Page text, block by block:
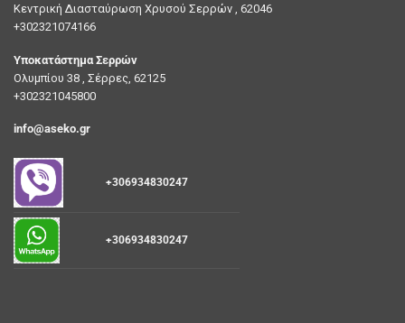
Κεντρική Διασταύρωση Χρυσού Σερρών , 62046
+302321074166
Υποκατάστημα Σερρών
Ολυμπίου 38 , Σέρρες, 62125
+302321045800
info@aseko.gr
+306934830247
+306934830247